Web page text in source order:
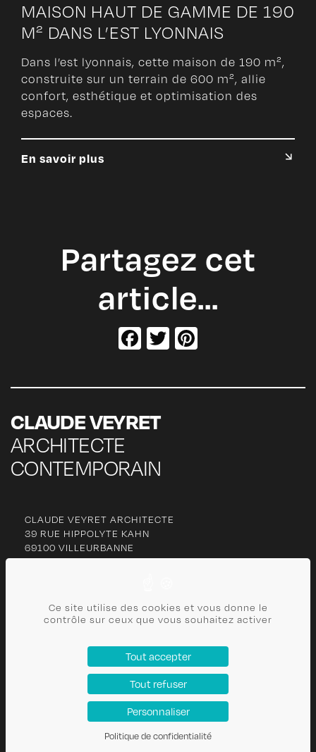
MAISON HAUT DE GAMME DE 190
M² DANS L’EST LYONNAIS
Dans l’est lyonnais, cette maison de 190 m²,
construite sur un terrain de 600 m², allie
confort, esthétique et optimisation des
espaces.
En savoir plus
Partagez cet
article…
Facebook
Twitter
CLAUDE VEYRET
ARCHITECTE
CONTEMPORAIN
CLAUDE VEYRET ARCHITECTE
39 RUE HIPPOLYTE KAHN
69100 VILLEURBANNE
***********@***il.com
CONTACT
PLAN DU SITE
POLITIQUE DE CONFIDENTIALITÉ
MENTIONS LÉGALES
Ce site utilise des cookies et vous donne le
contrôle sur ceux que vous souhaitez activer
Tout accepter
Tout refuser
Personnaliser
Politique de confidentialité